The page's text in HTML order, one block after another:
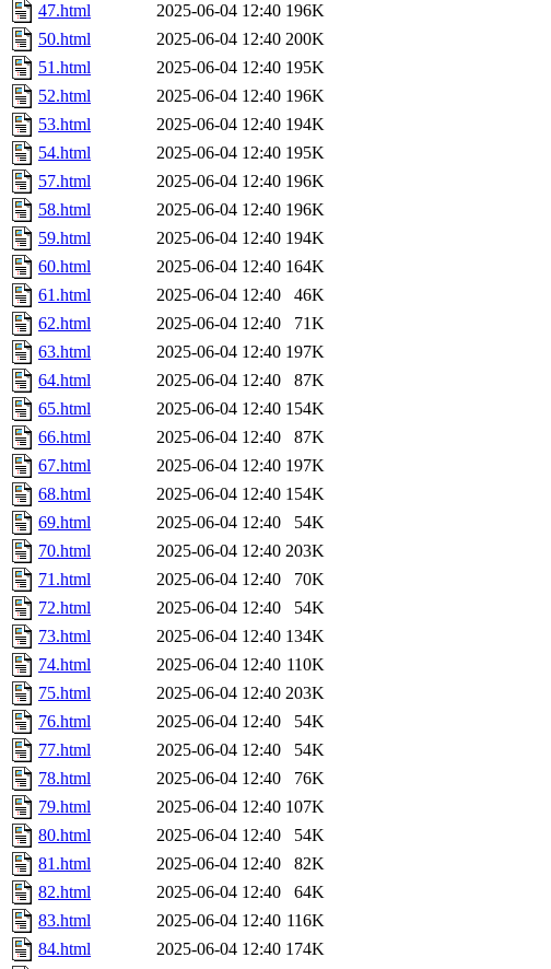
47.html
2025-06-04 12:40 196K
50.html
2025-06-04 12:40 200K
51.html
2025-06-04 12:40 195K
52.html
2025-06-04 12:40 196K
53.html
2025-06-04 12:40 194K
54.html
2025-06-04 12:40 195K
57.html
2025-06-04 12:40 196K
58.html
2025-06-04 12:40 196K
59.html
2025-06-04 12:40 194K
60.html
2025-06-04 12:40 164K
61.html
2025-06-04 12:40
46K
62.html
2025-06-04 12:40
71K
63.html
2025-06-04 12:40 197K
64.html
2025-06-04 12:40
87K
65.html
2025-06-04 12:40 154K
66.html
2025-06-04 12:40
87K
67.html
2025-06-04 12:40 197K
68.html
2025-06-04 12:40 154K
69.html
2025-06-04 12:40
54K
70.html
2025-06-04 12:40 203K
71.html
2025-06-04 12:40
70K
72.html
2025-06-04 12:40
54K
73.html
2025-06-04 12:40 134K
74.html
2025-06-04 12:40 110K
75.html
2025-06-04 12:40 203K
76.html
2025-06-04 12:40
54K
77.html
2025-06-04 12:40
54K
78.html
2025-06-04 12:40
76K
79.html
2025-06-04 12:40 107K
80.html
2025-06-04 12:40
54K
81.html
2025-06-04 12:40
82K
82.html
2025-06-04 12:40
64K
83.html
2025-06-04 12:40 116K
84.html
2025-06-04 12:40 174K